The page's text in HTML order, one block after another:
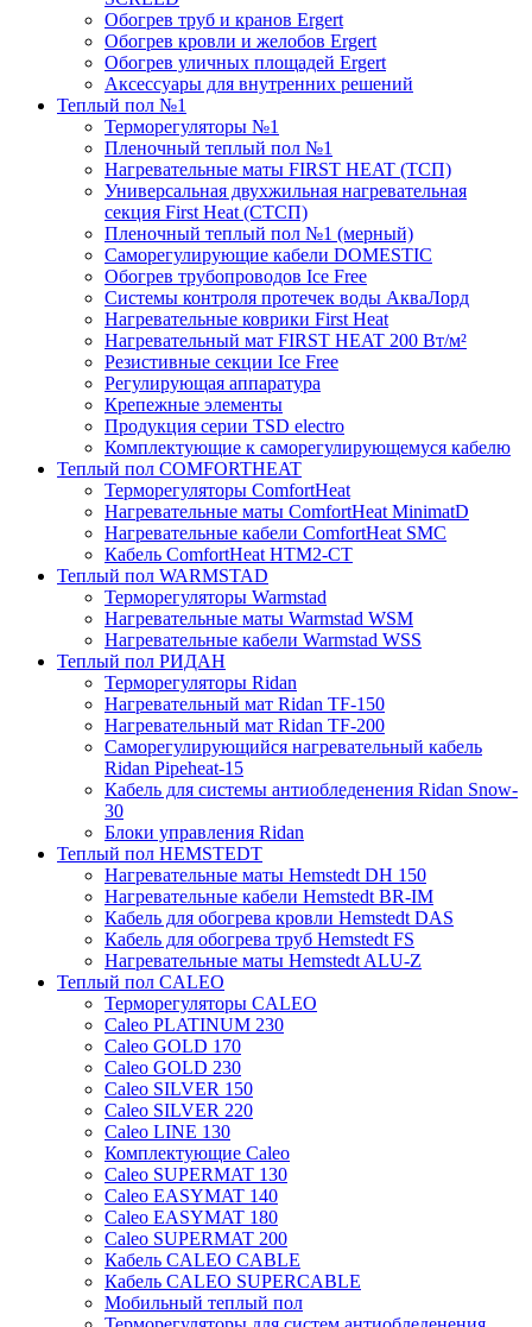
Обогрев труб и кранов Ergert
Обогрев кровли и желобов Ergert
Обогрев уличных площадей Ergert
Аксессуары для внутренних решений
Теплый пол №1
Терморегуляторы №1
Пленочный теплый пол №1
Нагревательные маты FIRST HEAT (ТСП)
Универсальная двухжильная нагревательная
секция First Heat (СТСП)
Пленочный теплый пол №1 (мерный)
Саморегулирующие кабели DOMESTIC
Обогрев трубопроводов Ice Free
Системы контроля протечек воды АкваЛорд
Нагревательные коврики First Heat
Нагревательный мат FIRST HEAT 200 Вт/м²
Резистивные секции Ice Free
Регулирующая аппаратура
Крепежные элементы
Продукция серии TSD electro
Комплектующие к саморегулирующемуся кабелю
Теплый пол COMFORTHEAT
Терморегуляторы ComfortHeat
Нагревательные маты ComfortHeat MinimatD
Нагревательные кабели ComfortHeat SMC
Кабель ComfortHeat HTM2-CT
Теплый пол WARMSTAD
Терморегуляторы Warmstad
Нагревательные маты Warmstad WSM
Нагревательные кабели Warmstad WSS
Теплый пол РИДАН
Терморегуляторы Ridan
Нагревательный мат Ridan TF-150
Нагревательный мат Ridan TF-200
Саморегулирующийся нагревательный кабель
Ridan Pipeheat-15
Кабель для системы антиобледенения Ridan Snow-
30
Блоки управления Ridan
Теплый пол HEMSTEDT
Нагревательные маты Hemstedt DH 150
Нагревательные кабели Hemstedt BR-IM
Кабель для обогрева кровли Hemstedt DAS
Кабель для обогрева труб Hemstedt FS
Нагревательные маты Hemstedt ALU-Z
Теплый пол CALEO
Терморегуляторы CALEO
Caleo PLATINUM 230
Caleo GOLD 170
Caleo GOLD 230
Caleo SILVER 150
Caleo SILVER 220
Caleo LINE 130
Комплектующие Caleo
Caleo SUPERMAT 130
Caleo EASYMAT 140
Caleo EASYMAT 180
Caleo SUPERMAT 200
Кабель CALEO CABLE
Кабель CALEO SUPERCABLE
Мобильный теплый пол